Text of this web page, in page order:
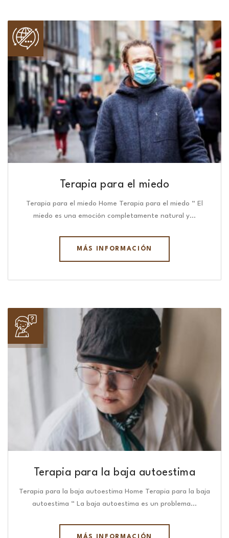
Terapia para el miedo
Terapia para el miedo Home Terapia para el miedo “ El
miedo es una emoción completamente natural y…
MÁS INFORMACIÓN
Terapia para la baja autoestima
Terapia para la baja autoestima Home Terapia para la baja
autoestima “ La baja autoestima es un problema…